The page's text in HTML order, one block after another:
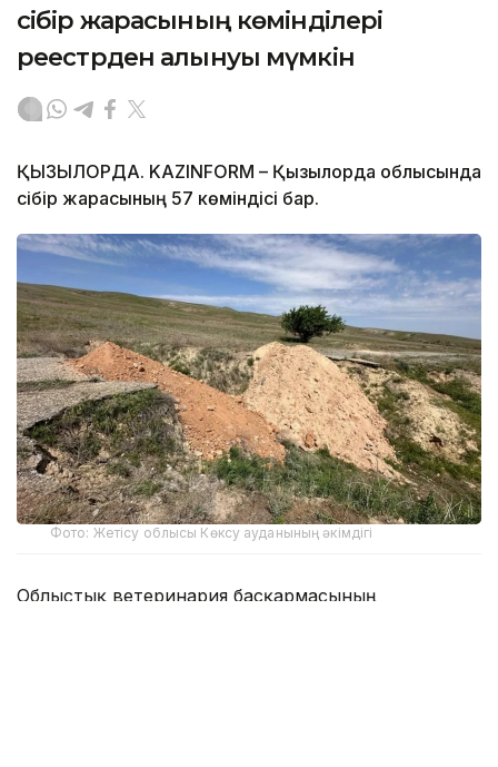
сібір жарасының көмінділері
реестрден алынуы мүмкін
ҚЫЗЫЛОРДА. KAZINFORM – Қызылорда облысында
сібір жарасының 57 көміндісі бар.
Фото: Жетісу облысы Көксу ауданының әкімдігі
Облыстық ветеринария басқармасының